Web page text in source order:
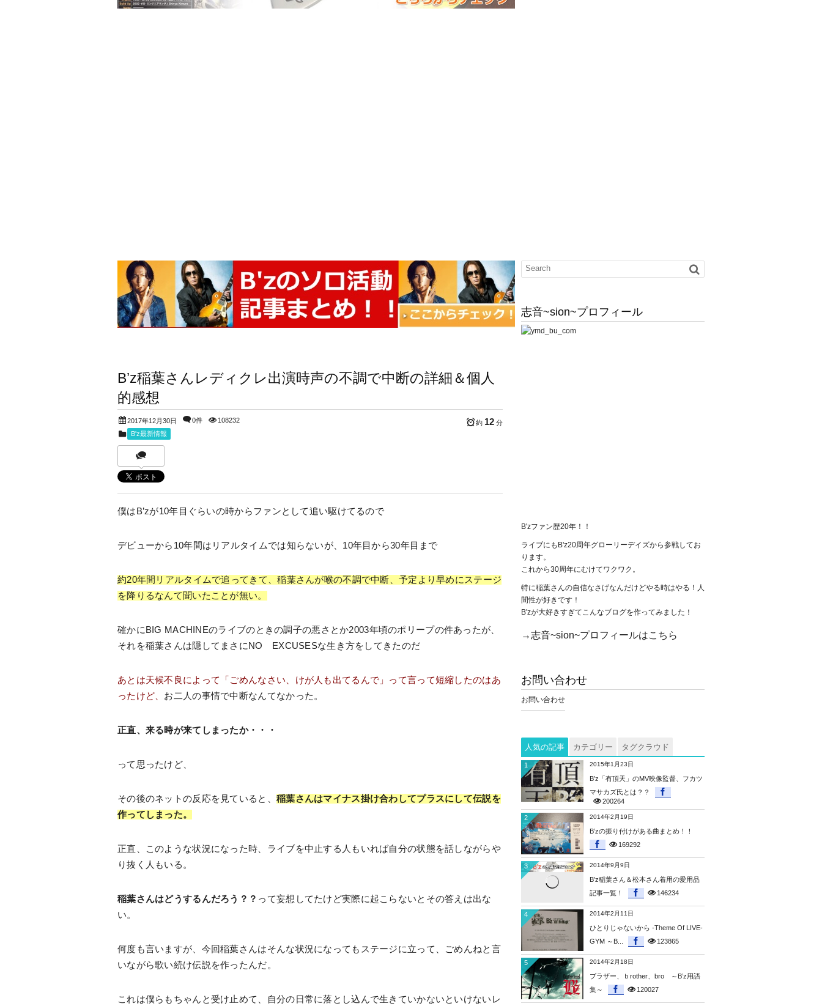
B’z稲葉さんレディクレ出演時声の不調で中断の詳細＆個人
的感想
2017年12月30日 0件 108232 約 12 分
B'z最新情報
僕はB’zが10年目ぐらいの時からファンとして追い駆けてるので
デビューから10年間はリアルタイムでは知らないが、10年目から30年目まで
約20年間リアルタイムで追ってきて、稲葉さんが喉の不調で中断、予定より早めにステージ
を降りるなんて聞いたことが無い。
確かにBIG MACHINEのライブのときの調子の悪さとか2003年頃のポリープの件あったが、
それを稲葉さんは隠してまさにNO EXCUSESな生き方をしてきたのだ
あとは天候不良によって「ごめんなさい、けが人も出てるんで」って言って短縮したのはあ
ったけど、 お二人の事情で中断なんてなかった。
正直、来る時が来てしまったか・・・
って思ったけど、
その後のネットの反応を見ていると、 稲葉さんはマイナス掛け合わしてプラスにして伝説を
作ってしまった。
正直、このような状況になった時、ライブを中止する人もいれば自分の状態を話しながらや
り抜く人もいる。
稲葉さんはどうするんだろう？？ って妄想してたけど実際に起こらないとその答えは出な
い。
何度も言いますが、今回稲葉さんはそんな状況になってもステージに立って、ごめんねと言
いながら歌い続け伝説を作ったんだ。
これは僕らもちゃんと受け止めて、自分の日常に落とし込んで生きていかないといけないレ
志音~sion~プロフィール
B'zファン歴20年！！
ライブにもB'z20周年グローリーデイズから参戦してお
ります。
これから30周年にむけてワクワク。
特に稲葉さんの自信なさげなんだけどやる時はやる！人
間性が好きです！
B'zが大好きすぎてこんなブログを作ってみました！
→志音~sion~プロフィールはこちら
お問い合わせ
お問い合わせ
人気の記事 カテゴリー タグクラウド
2015年1月23日
B’z「有頂天」のMV映像監督、フカツ
マサカズ氏とは？？
200264
1
2014年2月19日
B’zの振り付けがある曲まとめ！！
169292
2
2014年9月9日
B’z稲葉さん＆松本さん着用の愛用品
記事一覧！
146234
3
2014年2月11日
ひとりじゃないから -Theme Of LIVE-
GYM ～B...
123865
4
2014年2月18日
ブラザー、ｂrother、bro ～B’z用語
集～
120027
5